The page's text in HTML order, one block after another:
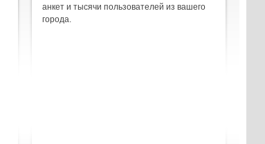
анкет и тысячи пользователей из вашего
города.